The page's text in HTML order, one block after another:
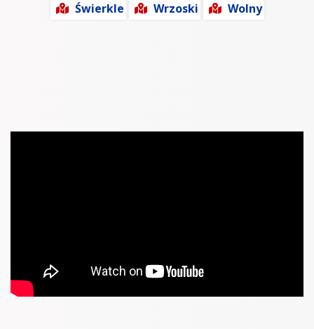
Świerkle
Wrzoski Wolny